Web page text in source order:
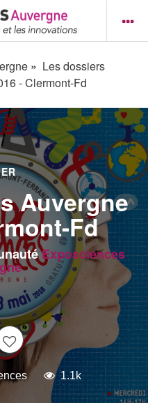
Les dossiers
- Clermont-Fd
Auvergne
Fd
Exposciences
1.1k